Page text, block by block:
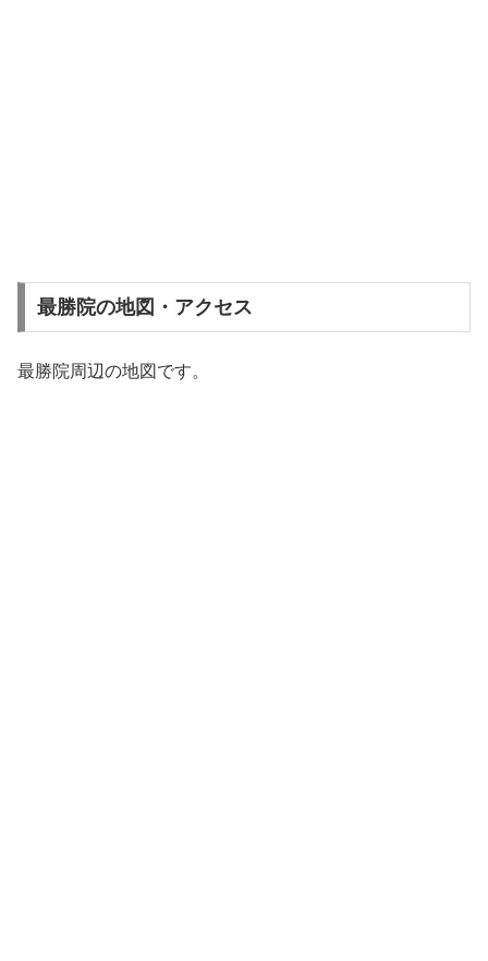
最勝院の地図・アクセス
最勝院周辺の地図です。